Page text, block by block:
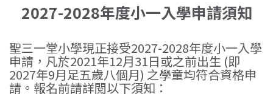
2027-2028年度小一入學申請須知
聖三一堂小學現正接受2027-2028年度小一入學
申請，凡於2021年12月31日或之前出生 (即
2027年9月足五歲八個月) 之學童均符合資格申
請。報名前請詳閱以下須知：